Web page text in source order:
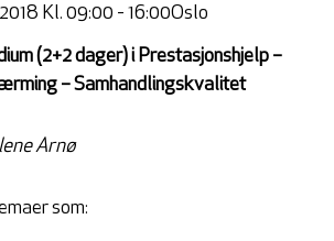
Kl. 09:00 - 16:00Oslo
(2+2 dager) i Prestasjonshjelp –
– Samhandlingskvalitet
Arnø
som: